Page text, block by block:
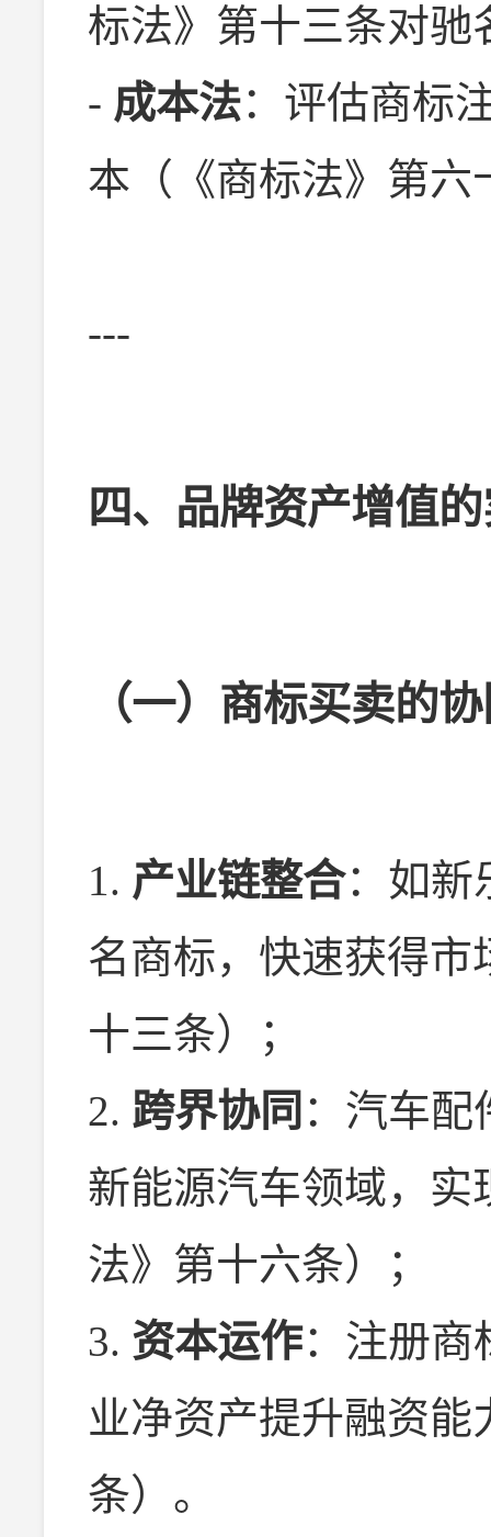
标法》第十三条对驰
- 成本法：评估商标
本（《商标法》第六
---
四、品牌资产增值
（一）商标买卖的
1. 产业链整合：如新
名商标，快速获得
十三条）；
2. 跨界协同 ：汽车配
新能源汽车领域，实
法》第十六条）；
3. 资本运作：注册商
业净资产提升融资
条）。